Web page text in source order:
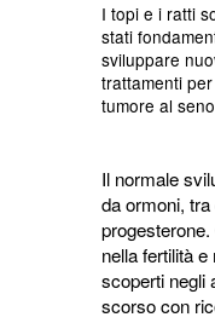
I topi e i ratti
stati
sviluppare
trattamenti
tumore al seno
Il normale
da ormoni,
nella fertilità
scoperti negli
scorso con